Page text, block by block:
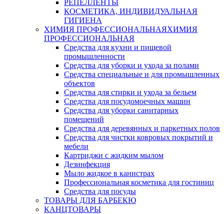
РЕПЕЛЛЕНТЫ
КОСМЕТИКА, ИНДИВИДУАЛЬНАЯ
ГИГИЕНА
ХИМИЯ ПРОФЕССИОНАЛЬНАЯХИМИЯ
ПРОФЕССИОНАЛЬНАЯ
Средства для кухни и пищевой
промышленности
Средства для уборки и ухода за полами
Средства специальные и для промышленных
объектов
Средства для стирки и ухода за бельем
Средства для посудомоечных машин
Средства для уборки санитарных
помещений
Средства для деревянных и паркетных полов
Средства для чистки ковровых покрытий и
мебели
Картриджи с жидким мылом
Дезинфекция
Мыло жидкое в канистрах
Профессиональная косметика для гостиниц
Средства для посуды
ТОВАРЫ ДЛЯ БАРБЕКЮ
КАНЦТОВАРЫ